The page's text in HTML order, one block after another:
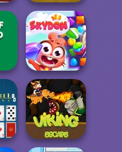
Pyramid Solitaire
Skydom